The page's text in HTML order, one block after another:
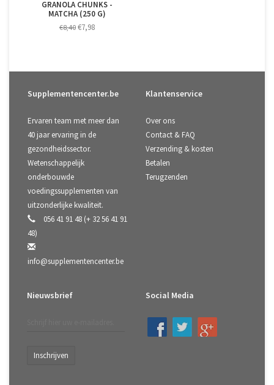
GRANOLA CHUNKS -
MATCHA (250 G)
€8,40 €7,98
Supplementencenter.be
Ervaren team met meer dan
40 jaar ervaring in de
gezondheidssector.
Wetenschappelijk
onderbouwde
voedingssupplementen van
uitzonderlijke kwaliteit.
056 41 91 48 (+ 32 56 41 91
48)
info@supplementencenter.be
Klantenservice
Over ons
Contact & FAQ
Verzending & kosten
Betalen
Terugzenden
Nieuwsbrief
Inschrijven
Social Media